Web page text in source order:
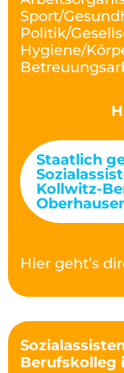
Sport/
Politik/
Hygiene/
Staatlich
Kollwitz-
Hier geht’s
Berufskolleg